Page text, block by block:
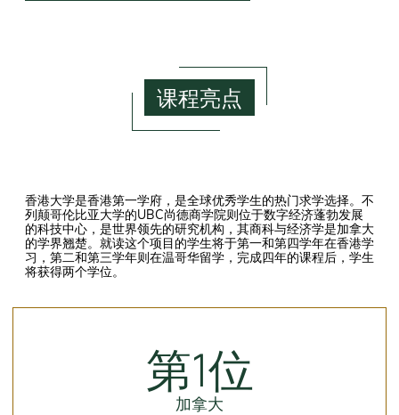
课程亮点
香港大学是香港第一学府，是全球优秀学生的热门求学选择。不
列颠哥伦比亚大学的UBC尚德商学院则位于数字经济蓬勃发展
的科技中心，是世界领先的研究机构，其商科与经济学是加拿大
的学界翘楚。就读这个项目的学生将于第一和第四学年在香港学
习，第二和第三学年则在温哥华留学，完成四年的课程后，学生
将获得两个学位。
第1位
加拿大